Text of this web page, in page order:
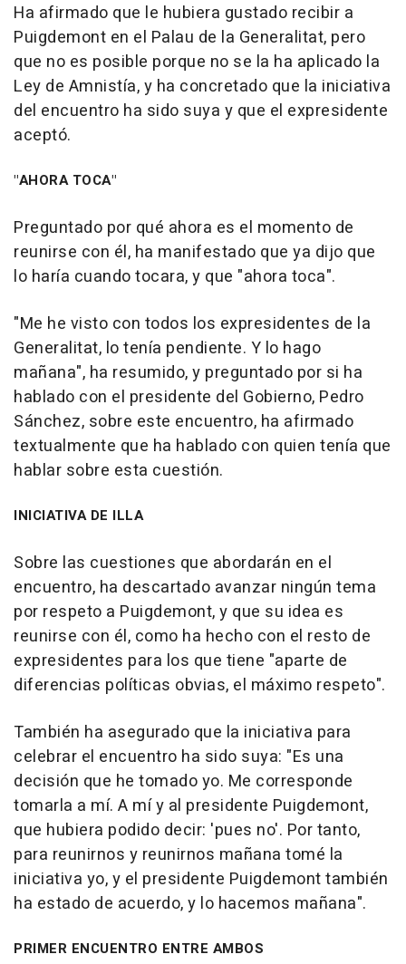
Ha afirmado que le hubiera gustado recibir a
Puigdemont en el Palau de la Generalitat, pero
que no es posible porque no se la ha aplicado la
Ley de Amnistía, y ha concretado que la iniciativa
del encuentro ha sido suya y que el expresidente
aceptó.
"AHORA TOCA"
Preguntado por qué ahora es el momento de
reunirse con él, ha manifestado que ya dijo que
lo haría cuando tocara, y que "ahora toca".
"Me he visto con todos los expresidentes de la
Generalitat, lo tenía pendiente. Y lo hago
mañana", ha resumido, y preguntado por si ha
hablado con el presidente del Gobierno, Pedro
Sánchez, sobre este encuentro, ha afirmado
textualmente que ha hablado con quien tenía que
hablar sobre esta cuestión.
INICIATIVA DE ILLA
Sobre las cuestiones que abordarán en el
encuentro, ha descartado avanzar ningún tema
por respeto a Puigdemont, y que su idea es
reunirse con él, como ha hecho con el resto de
expresidentes para los que tiene "aparte de
diferencias políticas obvias, el máximo respeto".
También ha asegurado que la iniciativa para
celebrar el encuentro ha sido suya: "Es una
decisión que he tomado yo. Me corresponde
tomarla a mí. A mí y al presidente Puigdemont,
que hubiera podido decir: 'pues no'. Por tanto,
para reunirnos y reunirnos mañana tomé la
iniciativa yo, y el presidente Puigdemont también
ha estado de acuerdo, y lo hacemos mañana".
PRIMER ENCUENTRO ENTRE AMBOS